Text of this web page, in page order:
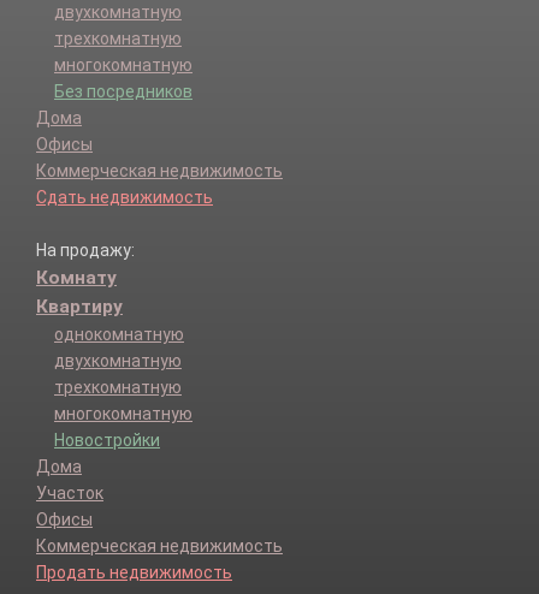
двухкомнатную
трехкомнатную
многокомнатную
Без посредников
Дома
Офисы
Коммерческая недвижимость
Сдать недвижимость
На продажу:
Комнату
Квартиру
однокомнатную
двухкомнатную
трехкомнатную
многокомнатную
Новостройки
Дома
Участок
Офисы
Коммерческая недвижимость
Продать недвижимость